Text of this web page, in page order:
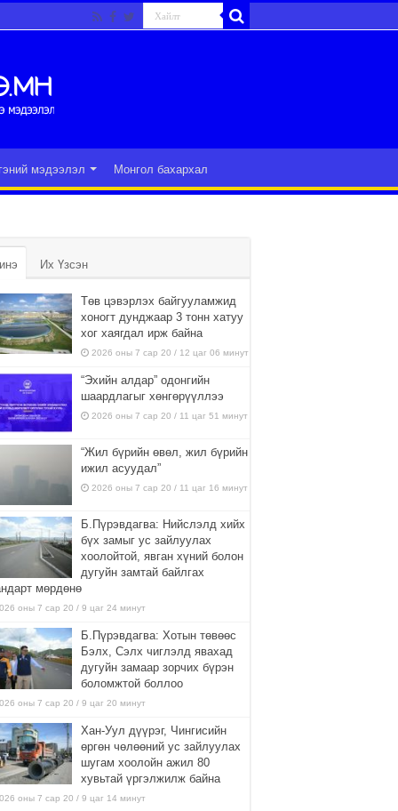
мэдээлэл Монгол бахархал
Их Үзсэн
Төв цэвэрлэх байгууламжид
хоногт дунджаар 3 тонн хатуу
хог хаягдал ирж байна
2026 оны 7 сар 20 / 12 цаг 06 минут
“Эхийн алдар” одонгийн
шаардлагыг хөнгөрүүллээ
2026 оны 7 сар 20 / 11 цаг 51 минут
“Жил бүрийн өвөл, жил бүрийн
ижил асуудал”
2026 оны 7 сар 20 / 11 цаг 16 минут
Б.Пүрэвдагва: Нийслэлд хийх
бүх замыг ус зайлуулах
хоолойтой, явган хүний болон
дугуйн замтай байлгах
мөрдөнө
оны 7 сар 20 / 9 цаг 24 минут
Б.Пүрэвдагва: Хотын төвөөс
Бэлх, Сэлх чиглэлд явахад
дугуйн замаар зорчих бүрэн
боломжтой боллоо
оны 7 сар 20 / 9 цаг 20 минут
Хан-Уул дүүрэг, Чингисийн
өргөн чөлөөний ус зайлуулах
шугам хоолойн ажил 80
хувьтай үргэлжилж байна
оны 7 сар 20 / 9 цаг 14 минут